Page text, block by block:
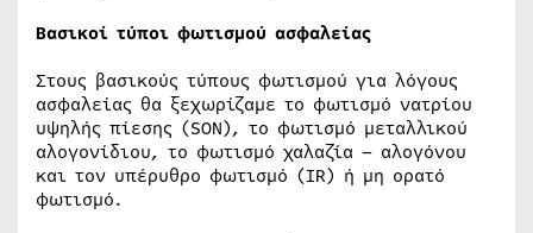
Βασικοί τύποι φωτισμού ασφαλείας
Στους βασικούς τύπους φωτισμού για λόγους
ασφαλείας θα ξεχωρίζαμε το φωτισμό νατρίου
υψηλής πίεσης (SON), το φωτισμό μεταλλικού
αλογονίδιου, το φωτισμό χαλαζία – αλογόνου
και τον υπέρυθρο φωτισμό (IR) ή μη ορατό
φωτισμό.